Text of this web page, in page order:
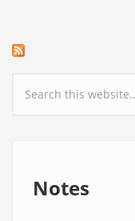
Search form
Notes